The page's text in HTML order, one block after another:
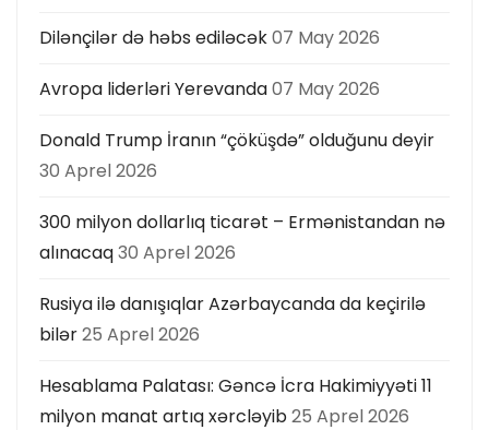
Dilənçilər də həbs ediləcək07 May 2026
Avropa liderləri Yerevanda07 May 2026
Donald Trump İranın “çöküşdə” olduğunu deyir
30 Aprel 2026
300 milyon dollarlıq ticarət – Ermənistandan nə
alınacaq30 Aprel 2026
Rusiya ilə danışıqlar Azərbaycanda da keçirilə
bilər25 Aprel 2026
Hesablama Palatası: Gəncə İcra Hakimiyyəti 11
milyon manat artıq xərcləyib25 Aprel 2026